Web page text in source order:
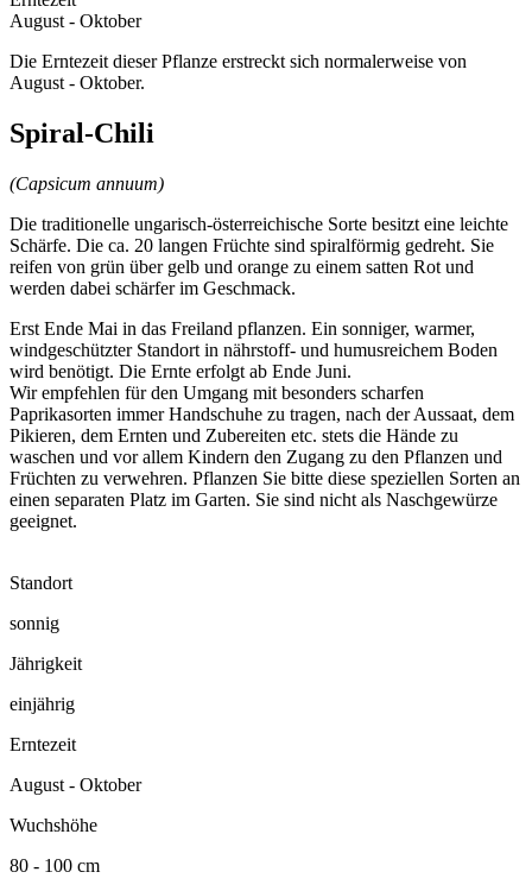
August - Oktober
Die Erntezeit dieser Pflanze erstreckt sich normalerweise von
August - Oktober.
Spiral-Chili
(Capsicum annuum)
Die traditionelle ungarisch-österreichische Sorte besitzt eine leichte
Schärfe. Die ca. 20 langen Früchte sind spiralförmig gedreht. Sie
reifen von grün über gelb und orange zu einem satten Rot und
werden dabei schärfer im Geschmack.
Erst Ende Mai in das Freiland pflanzen. Ein sonniger, warmer,
windgeschützter Standort in nährstoff- und humusreichem Boden
wird benötigt. Die Ernte erfolgt ab Ende Juni.
Wir empfehlen für den Umgang mit besonders scharfen
Paprikasorten immer Handschuhe zu tragen, nach der Aussaat, dem
Pikieren, dem Ernten und Zubereiten etc. stets die Hände zu
waschen und vor allem Kindern den Zugang zu den Pflanzen und
Früchten zu verwehren. Pflanzen Sie bitte diese speziellen Sorten an
einen separaten Platz im Garten. Sie sind nicht als Naschgewürze
geeignet.
Standort
sonnig
Jährigkeit
einjährig
Erntezeit
August - Oktober
Wuchshöhe
80 - 100 cm